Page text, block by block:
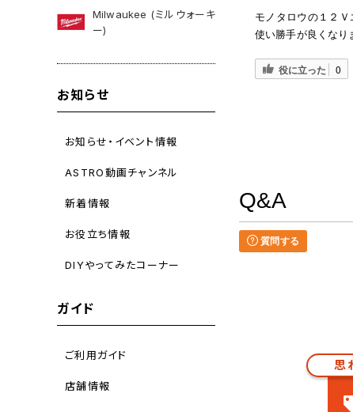
Milwaukee (ミルウォーキ
ー)
お知らせ
お知らせ・イベント情報
ASTRO動画チャンネル
新着情報
お役立ち情報
DIYやってみたコーナー
ガイド
ご利用ガイド
店舗情報
モノタロウの１２
使い勝手が良くなり
役に立った 0
Q&A
質問する
思